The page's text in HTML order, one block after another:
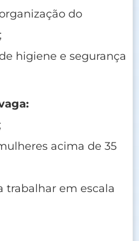
do
higiene e segurança
acima de 35
trabalhar em escala